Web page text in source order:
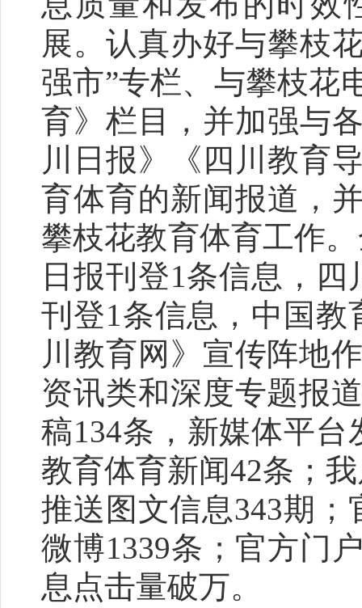
展。 认真办好与攀枝
强市”专栏、与攀枝花
育》栏目，并加强与
川日报》《四川教育
育体育的新闻报道，
攀枝花教育体育工作。
日报刊登1条信息，
刊登1条信息，中国教
川教育网》宣传阵地
资讯类和深度专题报
稿134条，新媒体平
教育体育新闻42条；
推送图文信息343期
微博1339条；官方门
息点击量破万。